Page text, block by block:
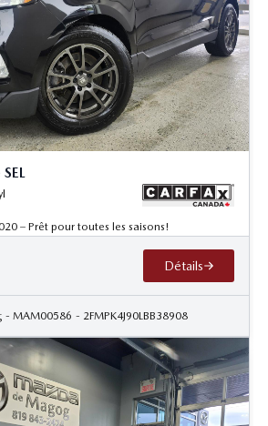
– Prêt pour toutes les saisons!
Détails
- MAM00586 - 2FMPK4J90LBB38908